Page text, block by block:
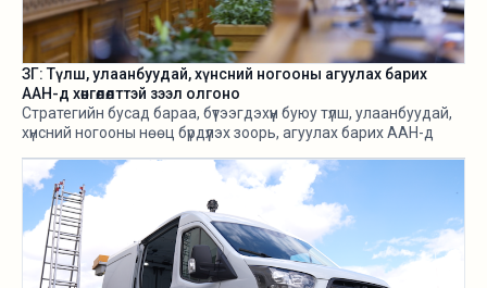
ЗГ: Түлш, улаанбуудай, хүнсний ногооны агуулах барих
ААН-д хөнгөлөлттэй зээл олгоно
Стратегийн бусад бараа, бүтээгдэхүүн буюу түлш, улаанбуудай,
хүнсний ногооны нөөц бүрдүүлэх зоорь, агуулах барих ААН-д
салбарын сайд нарт үүрэг болголоо.